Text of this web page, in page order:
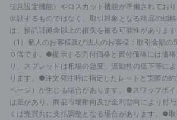
任意設定機能）やロスカット機能が準備されてお
保証するものではなく、取引対象となる商品の価
は、預託証拠金以上の損失を被る可能性がありま
（1）個人のお客様及び法人のお客様：取引金額の
０倍です。●提示する売付価格と買付価格には価
り、スプレッドは相場の急変、流動性の低下等に
ります。●注文発注時に指定したレートと実際の
ページ）が生じる場合があります。●スワップポ
は差があり、商品市場動向及び金利動向により付
くは売買共に支払調整となる場合があります。●